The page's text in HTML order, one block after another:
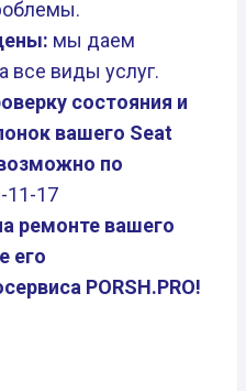
мы даем
все виды услуг.
состояния и
вашего Seat
по
11-17
ремонте вашего
его
PORSH.PRO!